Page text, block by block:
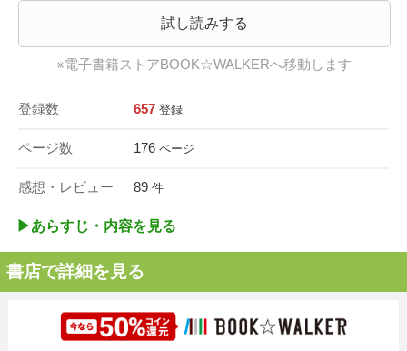
試し読みする
※電子書籍ストアBOOK☆WALKERへ移動します
登録数 657 登録
ページ数 176 ページ
感想・レビュー 89 件
▶︎あらすじ・内容を見る
書店で詳細を見る